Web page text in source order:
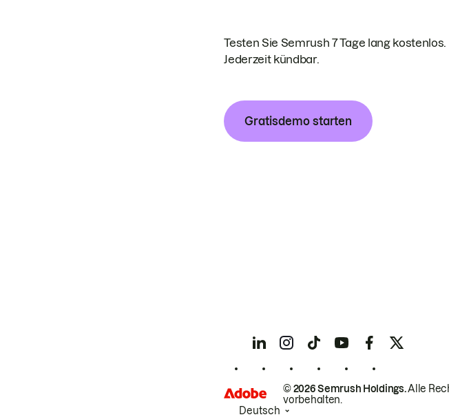
Testen Sie Semrush 7 Tage lang kostenlos.
Jederzeit kündbar.
Gratisdemo starten
© 2026 Semrush Holdings.Alle
vorbehalten.
Deutsch